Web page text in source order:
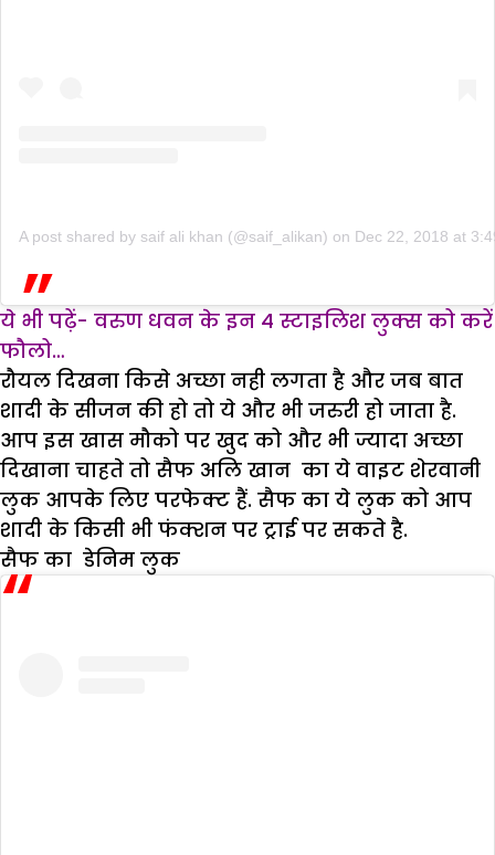
A post shared by saif ali khan (@saif_alikan) on Dec 22, 2018 at
ये भी पढ़ें- वरुण धवन के इन 4 स्टाइलिश लुक्स को करें
फौलो…
रौयल दिखना किसे अच्छा नही लगता है और जब बात
शादी के सीजन की हो तो ये और भी जरुरी हो जाता है.
आप इस खास मौको पर खुद को और भी ज्यादा अच्छा
दिखाना चाहते तो सैफ अलि खान का ये वाइट शेरवानी
लुक आपके लिए परफेक्ट हैं. सैफ का ये लुक को आप
शादी के किसी भी फंक्शन पर ट्राई पर सकते है.
सैफ का डेनिम लुक